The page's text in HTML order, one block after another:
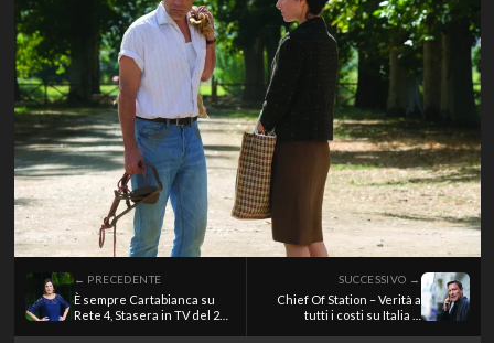
← PRECEDENTE
È sempre Cartabianca su
Rete 4, Stasera in TV del 2
SUCCESSIVO →
Chief Of Station – Verità a
tutti i costi su Italia 1,